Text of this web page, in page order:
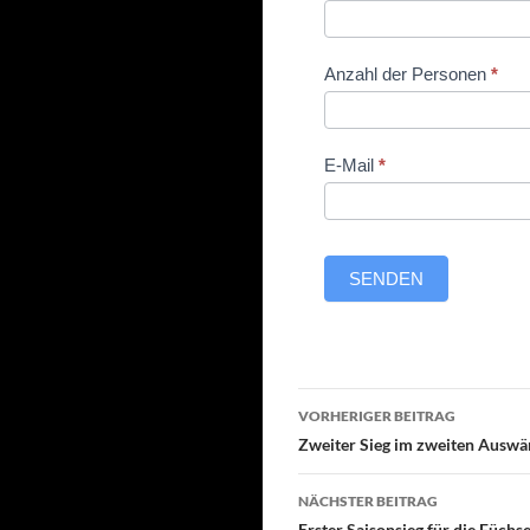
Herren
3.10.2020
Anzahl der Personen *
E-Mail *
SENDEN
VORHERIGER BEITRAG
Zweiter Sieg im zweiten
NÄCHSTER BEITRAG